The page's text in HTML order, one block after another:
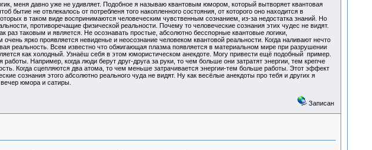
меня давно уже не удивляет. Подобное я называю квантовым юмором, который вытворяет квантовая
бытие не отвлекалось от потребленя того накопленного состояния, от которого оно находится в
в таком виде воспринимаются человеческим чувственным сознанием, из-за недостатка знаний. Но
противоречащие физической реальности. Почему то человеческие сознания этих чудес не видят.
таковым и является. Не осознавать простые, абсолютно бесспорные квантовые логики,
ярко проявляется невиденье и неосознание человеком квантовой реальности. Когда наливают нечто
реальность. Всем известно что обжигающая плазма появляется в материальном мире при разрушении
как холодный. Узнаёш себя в этом юмористическом анекдоте. Могу привести ещё подобный пример.
Например, когда люди берут друг-друга за руки, то чем больше они затратят энергии, тем крепче
Когда сцепляются два атома, то чем меньше затрачивается энергии-тем больше работы. Этот эффект
сознания этого абсолютно реального чуда не видят. Ну как весёлые анекдоты про тебя и других я
юмора и сатиры.
Записан